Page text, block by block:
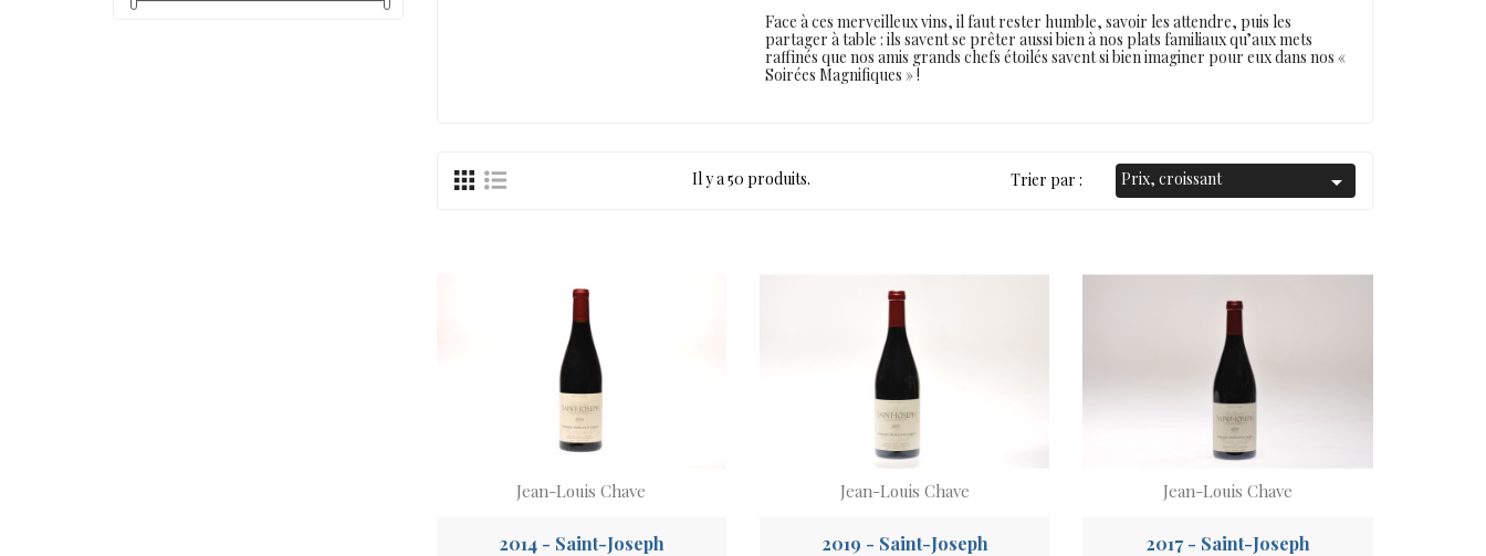
Face à ces merveilleux vins, il faut rester humble, savoir les attendre, puis les
partager à table : ils savent se prêter aussi bien à nos plats familiaux qu’aux mets
raffinés que nos amis grands chefs étoilés savent si bien imaginer pour eux dans nos «
Soirées Magnifiques » !
Il y a 50 produits. Trier par : Prix, croissant 
Jean-Louis Chave
2014 - Saint-Joseph
Jean-Louis Chave
2019 - Saint-Joseph
Jean-Louis Chave
2017 - Saint-Joseph